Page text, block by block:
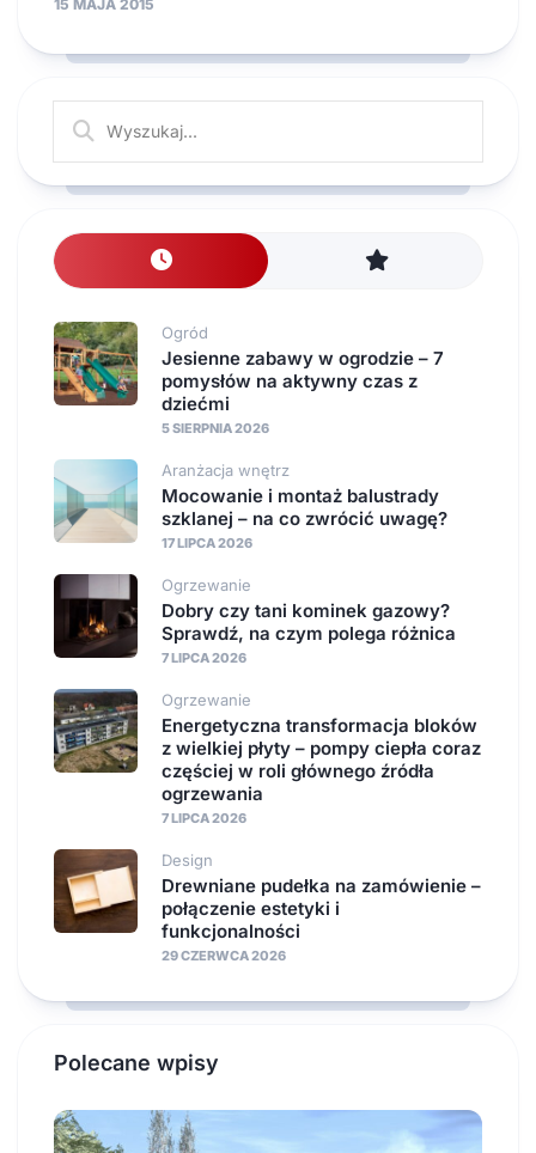
15 MAJA 2015
Ogród
Jesienne zabawy w ogrodzie – 7
pomysłów na aktywny czas z
dziećmi
5 SIERPNIA 2026
Aranżacja wnętrz
Mocowanie i montaż balustrady
szklanej – na co zwrócić uwagę?
17 LIPCA 2026
Ogrzewanie
Dobry czy tani kominek gazowy?
Sprawdź, na czym polega różnica
7 LIPCA 2026
Ogrzewanie
Energetyczna transformacja bloków
z wielkiej płyty – pompy ciepła coraz
częściej w roli głównego źródła
ogrzewania
7 LIPCA 2026
Design
Drewniane pudełka na zamówienie –
połączenie estetyki i
funkcjonalności
29 CZERWCA 2026
Polecane wpisy